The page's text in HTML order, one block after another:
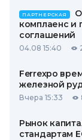
ПАРТНЕРСКАЯ
комплаенс и
соглашений
04.08 15:40
Ferrexpo
железной
Вчера 15:33
Рынок
стандартам